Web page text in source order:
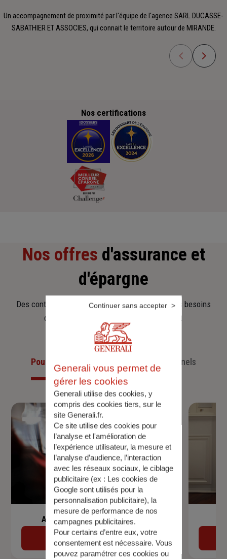
Un accompagnement de proximité par l'équipe de l'agence SARL DUCASSE-
SABATHIER ET ASSOCIES, qui connait le territoire autour de MIRANDE.
Nos certifications
Nos offres d'assurance et
d'épargne
Des contrats clairs et flexibles pour sécuriser vos besoins
d’aujourd’hui et anticiper ceux de demain.
Pour les particuliers Pour les professionnels
Assurance de prêt immobilier
Découvrir
Generali vous permet de
gérer les cookies
Generali utilise des cookies, y
compris des cookies tiers, sur le
site Generali.fr.
Ce site utilise des cookies pour
l’analyse et l'amélioration de
l’expérience utilisateur, la mesure et
l’analyse d’audience, l’interaction
avec les réseaux sociaux, le ciblage
publicitaire (ex : Les cookies de
Google sont utilisés pour la
personnalisation publicitaire), la
mesure de performance de nos
campagnes publicitaires.
Pour certains d’entre eux, votre
consentement est nécessaire. Vous
pouvez paramétrer ces cookies ou
Continuer sans accepter